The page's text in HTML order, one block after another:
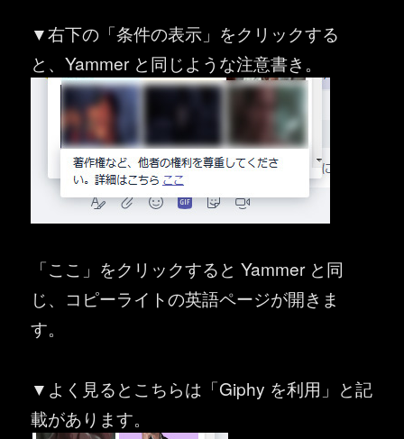
▼右下の「条件の表示」をクリックする
と、Yammer と同じような注意書き。
「ここ」をクリックすると Yammer と同
じ、コピーライトの英語ページが開きま
す。
▼よく見るとこちらは「Giphy を利用」と記
載があります。